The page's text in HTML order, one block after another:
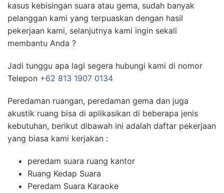
kasus kebisingan suara atau gema, sudah banyak
pelanggan kami yang terpuaskan dengan hasil
pekerjaan kami, selanjutnya kami ingin sekali
membantu Anda ?
Jadi tunggu apa lagi segera hubungi kami di nomor
Telepon +62 813 1907 0134
Peredaman ruangan, peredaman gema dan juga
akustik ruang bisa di aplikasikan di beberapa jenis
kebutuhan, berikut dibawah ini adalah daftar pekerjaan
yang biasa kami kerjakan :
peredam suara ruang kantor
Ruang Kedap Suara
Peredam Suara Karaoke